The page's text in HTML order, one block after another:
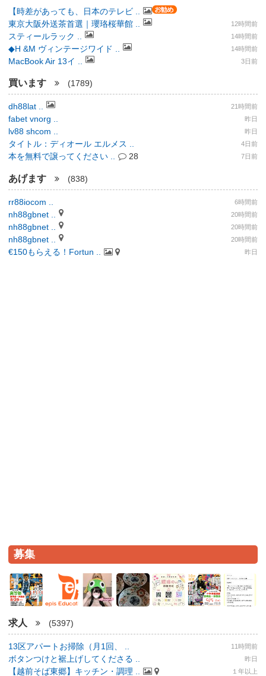
【時差があっても、日本のテレビ ..
東京大阪外送茶首選｜瓔珞桜華館 ..
12時間前
スティールラック .. 14時間前
◆H &M ヴィンテージワイド .. 14時間前
MacBook Air 13イ .. 3日前
買います (1789)
dh88lat .. 21時間前
fabet vnorg .. 昨日
lv88 shcom .. 昨日
タイトル：ディオール エルメス .. 4日前
本を無料で譲ってください .. 28 7日前
あげます (838)
rr88iocom .. 6時間前
nh88gbnet .. 20時間前
nh88gbnet .. 20時間前
nh88gbnet .. 20時間前
€150もらえる！Fortun .. 昨日
募集
求人 (5397)
13区アパートお掃除（月1回、 .. 11時間前
ボタンつけと裾上げしてくださる .. 昨日
【越前そば東郷】キッチン・調理 .. １年以上